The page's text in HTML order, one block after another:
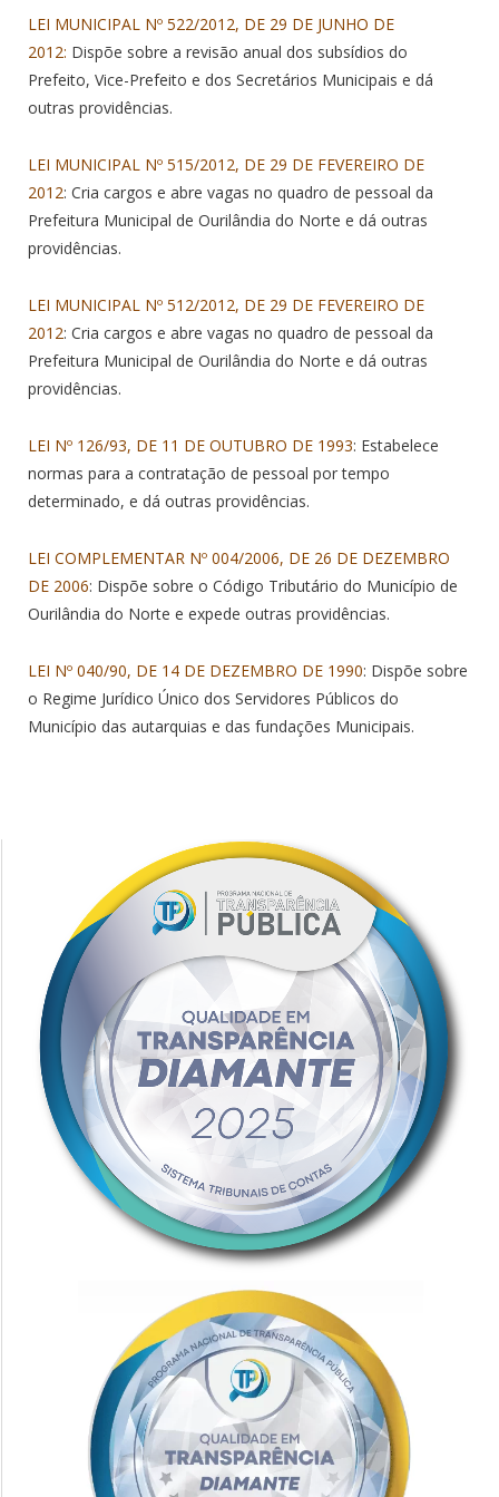
LEI MUNICIPAL Nº 522/2012, DE 29 DE JUNHO DE
2012: Dispõe sobre a revisão anual dos subsídios do
Prefeito, Vice-Prefeito e dos Secretários Municipais e dá
outras providências.
LEI MUNICIPAL Nº 515/2012, DE 29 DE FEVEREIRO DE
2012: Cria cargos e abre vagas no quadro de pessoal da
Prefeitura Municipal de Ourilândia do Norte e dá outras
providências.
LEI MUNICIPAL Nº 512/2012, DE 29 DE FEVEREIRO DE
2012: Cria cargos e abre vagas no quadro de pessoal da
Prefeitura Municipal de Ourilândia do Norte e dá outras
providências.
LEI Nº 126/93, DE 11 DE OUTUBRO DE 1993: Estabelece
normas para a contratação de pessoal por tempo
determinado, e dá outras providências.
LEI COMPLEMENTAR Nº 004/2006, DE 26 DE DEZEMBRO
DE 2006: Dispõe sobre o Código Tributário do Município de
Ourilândia do Norte e expede outras providências.
LEI Nº 040/90, DE 14 DE DEZEMBRO DE 1990: Dispõe sobre
o Regime Jurídico Único dos Servidores Públicos do
Município das autarquias e das fundações Municipais.